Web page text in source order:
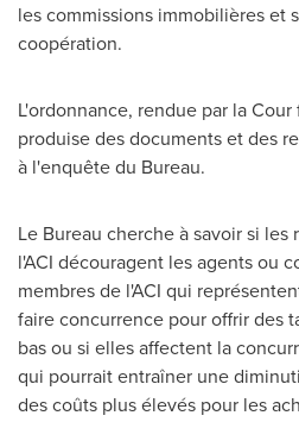
les commissions immobilières et
coopération.
L'ordonnance, rendue par la
produise des documents et des
à l'enquête du Bureau.
Le Bureau cherche à savoir si
l'ACI découragent les agents ou
membres de l'ACI qui
faire concurrence pour offrir des
bas ou si elles affectent la
qui pourrait entraîner une
des coûts plus élevés pour les